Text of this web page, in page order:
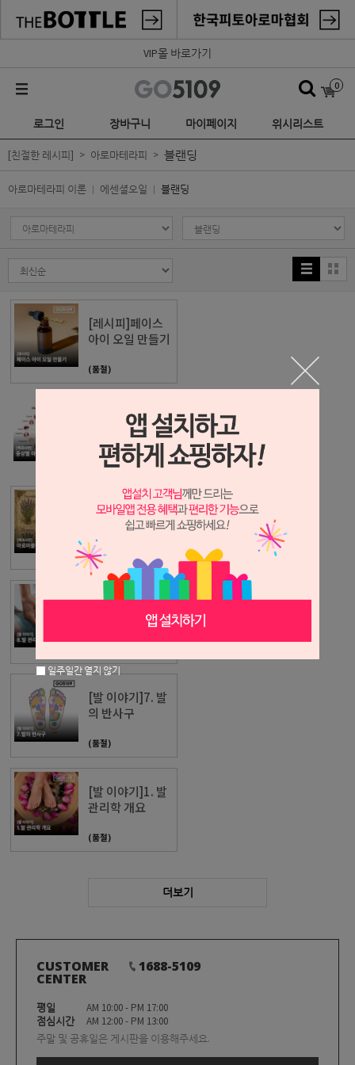
VIP몰 바로가기
0
로그인 장바구니 마이페이지 위시리스트
[친절한 레시피] 아로마테라피 블랜딩
아로마테라피 이론 에센셜오일 블랜딩
[레시피]페이스
아이 오일 만들기
(품절)
[백과사전]증상별
아로마 요법
(품절)
[백과사전]아로
마블랜딩 백과사
전
(품절)
[발 이야기]8. 발
[발 이야기]7. 발
의 반사구
(품절)
[발 이야기]1. 발
관리학 개요
(품절)
더보기
CUSTOMER
CENTER
1688-5109
평일
AM 10:00 - PM 17:00
점심시간
AM 12:00 - PM 13:00
주말 및 공휴일은 게시판을 이용해주세요.
일주일간 열지 않기